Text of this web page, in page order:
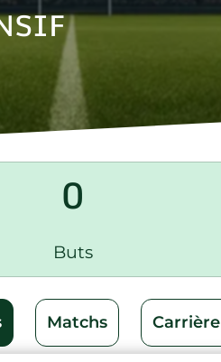
0
Buts
Matchs Carrière